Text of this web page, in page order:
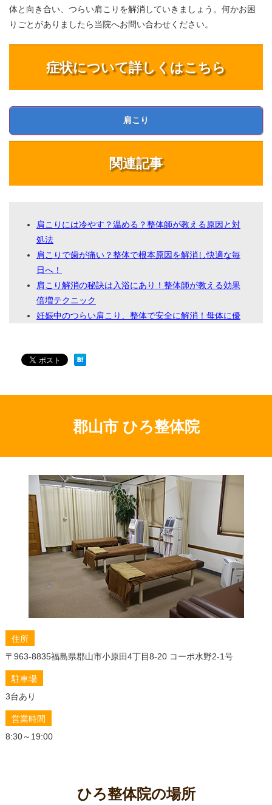
体と向き合い、つらい肩こりを解消していきましょう。何かお困
りごとがありましたら当院へお問い合わせください。
症状について詳しくはこちら
肩こり
関連記事
肩こりには冷やす？温める？整体師が教える原因と対
処法
肩こりで歯が痛い？整体で根本原因を解消し快適な毎
日へ！
肩こり解消の秘訣は入浴にあり！整体師が教える効果
倍増テクニック
妊娠中のつらい肩こり、整体で安全に解消！母体に優
する秘訣を徹底解説！
親からの遺伝？あなたの肩こりを整体で根本改善する
できるケアも紹介
頑固な肩こり撃退！サウナで癒し、整体で歪みを徹底
アプローチ
なぜ右だけ？その肩こり、整体で解明！つらい痛みに
終止符を打つ方法
左だけの肩こり、もう悩まない！整体で叶える痛みの
「肩こりからくるめまい」もう諦めない！その原因、
整体で徹底究明＆改善ガイド
肩こりの原因は深層筋肉にあり！整体で根本改善する
あなたの首の痛み、原因は深層筋肉かも？整体で根本
もう悩まない！頑固な肩こりを整体で徹底解消する秘
訣と自宅ケア
肩こり解消の秘訣！効果的な運動と整体で、あなたの
つらい肩こりは温めるのが正解！自宅でできる即効ケ
アと効果的な方法
郡山市 ひろ整体院
住所
〒963-8835福島県郡山市小原田4丁目8-20 コーポ水野2-1号
駐車場
3台あり
営業時間
8:30～19:00
ひろ整体院の場所